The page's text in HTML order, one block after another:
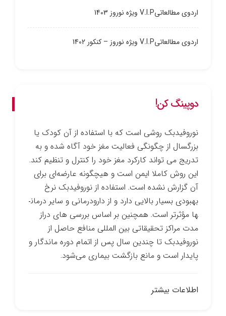
اردوی مطالعاتیV.I.P ویژه نوروز 1403
اردوی مطالعاتیV.I.P ویژه نوروز – کنکور 1402
دوپینگ کن!
نوروفیدبک روشی است که با استفاده از آن کودک یا
بزرگسال از چگونگی فعالیت مغز خود آگاه شده و به
تدریج می ­تواند کارکرد مغز خود را کنترل و تنظیم کند.
این روش کاملا ایمن است و هیچ­گونه عارضه‌ای برای
آن گزارش نشده است. استفاده از نوروفیدبک نرخ
بهبودی بسیار بالایی دارد و از دارو­درمانی و سایر درمان­
ها مؤثرتر است. همچنین بر اساس بررسی­ های دراز
مدت مراکز تحقیقاتی بین­ المللی منافع حاصل از
نوروفیدبک تا چندین سال پس از اتمام دوره ماندگار و
پایدار است و مانع بازگشت بیماری می‌شود.
اطلاعات بیشتر